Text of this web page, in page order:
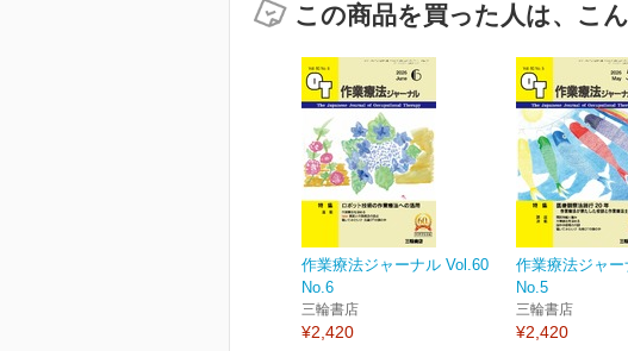
この商品を買った人は、こ
作業療法ジャーナル Vol.60
No.6
三輪書店
¥2,420
作業療法ジャ
No.5
三輪書店
¥2,420